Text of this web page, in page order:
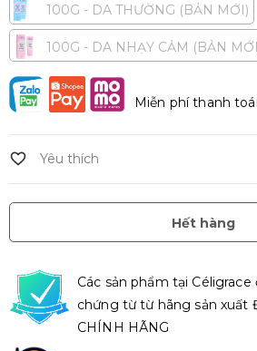
100G - DA THƯỜNG (BẢN MỚI)
100G - DA NHẠY CẢM (BẢN
Miễn phí thanh
Hết hàng
Các sản phẩm tại
chứng từ từ hãng sản xuất
CHÍNH HÃNG